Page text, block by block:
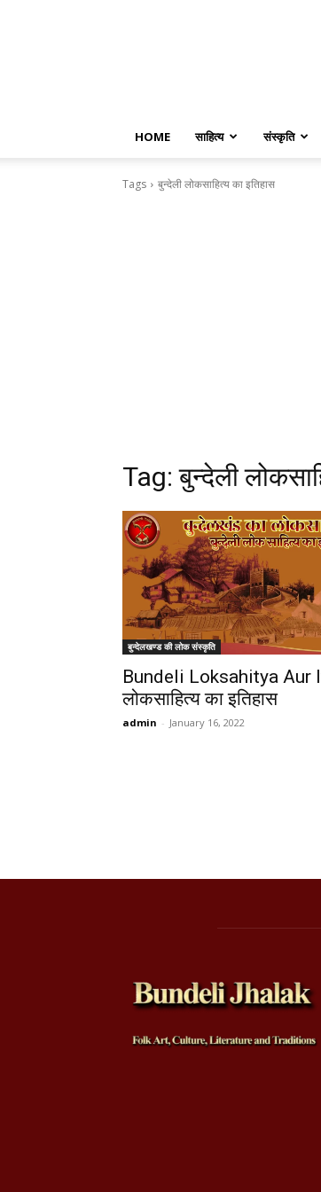
HOME साहित्य संस्कृति
Tags बुन्देली लोकसाहित्य का इतिहास
Tag:बुन्देली
बुन्देलखण्ड की लोक संस्कृति
Bundeli Loksahitya Aur
लोकसाहित्य का इतिहास
admin - January 16, 2022